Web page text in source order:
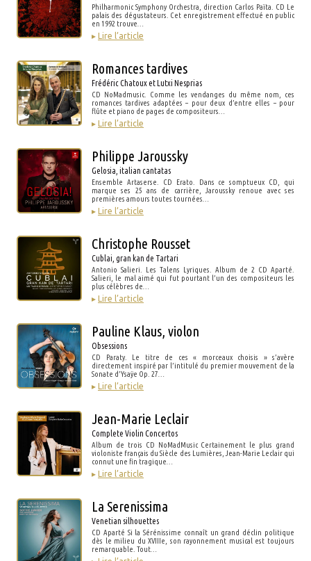
Philharmonic Symphony Orchestra, direction Carlos Païta. CD Le
palais des dégustateurs. Cet enregistrement effectué en public
en 1992 trouve…
▸ Lire l’article
Romances tardives
Frédéric Chatoux et Lutxi Nesprias
CD NoMadmusic. Comme les vendanges du même nom, ces
romances tardives adaptées – pour deux d’entre elles – pour
flûte et piano de pages de compositeurs…
▸ Lire l’article
Philippe Jaroussky
Gelosia, italian cantatas
Ensemble Artaserse. CD Erato. Dans ce somptueux CD, qui
marque ses 25 ans de carrière, Jaroussky renoue avec ses
premières amours toutes tournées…
▸ Lire l’article
Christophe Rousset
Cublai, gran kan de Tartari
Antonio Salieri. Les Talens Lyriques. Album de 2 CD Aparté.
Salieri, le mal aimé qui fut pourtant l’un des compositeurs les
plus célèbres de…
▸ Lire l’article
Pauline Klaus, violon
Obsessions
CD Paraty. Le titre de ces « morceaux choisis » s’avère
directement inspiré par l’intitulé du premier mouvement de la
Sonate d’Ysaÿe Op. 27…
▸ Lire l’article
Jean-Marie Leclair
Complete Violin Concertos
Album de trois CD NoMadMusic Certainement le plus grand
violoniste français du Siècle des Lumières, Jean-Marie Leclair qui
connut une fin tragique…
▸ Lire l’article
La Serenissima
Venetian silhouettes
CD Aparté Si la Sérénissime connaît un grand déclin politique
dès le milieu du XVIIIe, son rayonnement musical est toujours
remarquable. Tout…